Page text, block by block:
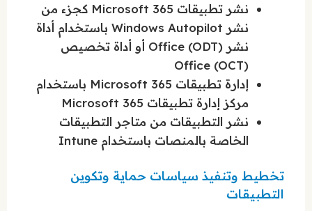
نشر تطبيقات Microsoft 365 كجزء من
نشر Windows Autopilot باستخدام أداة
نشر Office (ODT) أو أداة تخصيص
Office (OCT)
إدارة تطبيقات Microsoft 365 باستخدام
مركز إدارة تطبيقات Microsoft 365
نشر التطبيقات من متاجر التطبيقات
الخاصة بالمنصات باستخدام Intune
تخطيط وتنفيذ سياسات حماية وتكوين
التطبيقات